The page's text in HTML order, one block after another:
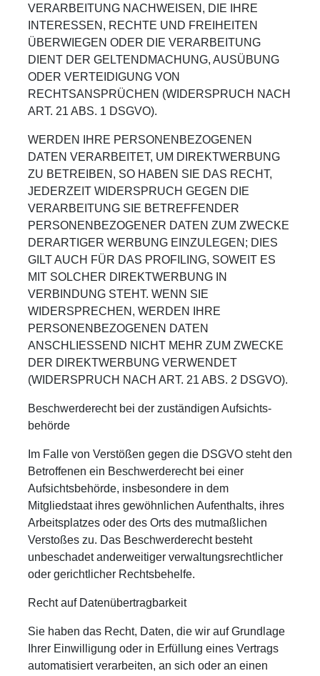
VERARBEITUNG NACHWEISEN, DIE IHRE
INTERESSEN, RECHTE UND FREIHEITEN
ÜBERWIEGEN ODER DIE VERARBEITUNG
DIENT DER GELTENDMACHUNG, AUSÜBUNG
ODER VERTEIDIGUNG VON
RECHTSANSPRÜCHEN (WIDERSPRUCH NACH
ART. 21 ABS. 1 DSGVO).
WERDEN IHRE PERSONENBEZOGENEN
DATEN VERARBEITET, UM DIREKTWERBUNG
ZU BETREIBEN, SO HABEN SIE DAS RECHT,
JEDERZEIT WIDERSPRUCH GEGEN DIE
VERARBEITUNG SIE BETREFFENDER
PERSONENBEZOGENER DATEN ZUM ZWECKE
DERARTIGER WERBUNG EINZULEGEN; DIES
GILT AUCH FÜR DAS PROFILING, SOWEIT ES
MIT SOLCHER DIREKTWERBUNG IN
VERBINDUNG STEHT. WENN SIE
WIDERSPRECHEN, WERDEN IHRE
PERSONENBEZOGENEN DATEN
ANSCHLIESSEND NICHT MEHR ZUM ZWECKE
DER DIREKTWERBUNG VERWENDET
(WIDERSPRUCH NACH ART. 21 ABS. 2 DSGVO).
Beschwerde­recht bei der zuständigen Aufsichts­
behörde
Im Falle von Verstößen gegen die DSGVO steht den
Betroffenen ein Beschwerderecht bei einer
Aufsichtsbehörde, insbesondere in dem
Mitgliedstaat ihres gewöhnlichen Aufenthalts, ihres
Arbeitsplatzes oder des Orts des mutmaßlichen
Verstoßes zu. Das Beschwerderecht besteht
unbeschadet anderweitiger verwaltungsrechtlicher
oder gerichtlicher Rechtsbehelfe.
Recht auf Daten­übertrag­barkeit
Sie haben das Recht, Daten, die wir auf Grundlage
Ihrer Einwilligung oder in Erfüllung eines Vertrags
automatisiert verarbeiten, an sich oder an einen